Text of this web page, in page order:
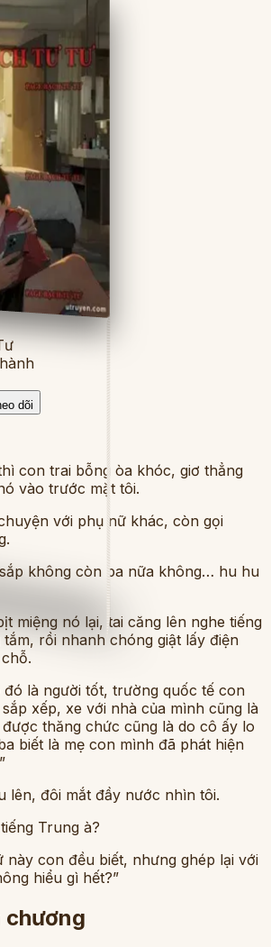
Đình
dõi
con trai bỗng òa khóc, giơ thẳng
vào trước mặt tôi.
với phụ nữ khác, còn gọi
không còn ba nữa không… hu hu
miệng nó lại, tai căng lên nghe tiếng
rồi nhanh chóng giật lấy điện
đó là người tốt, trường quốc tế con
xếp, xe với nhà của mình cũng là
thăng chức cũng là do cô ấy lo
biết là mẹ con mình đã phát hiện
lên, đôi mắt đầy nước nhìn tôi.
Trung à?
này con đều biết, nhưng ghép lại với
hiểu gì hết?”
chương